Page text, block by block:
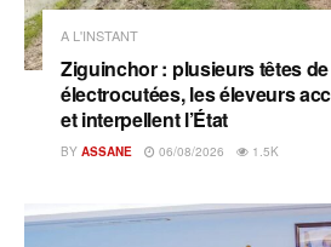
A L'INSTANT
Ziguinchor : plusieurs têtes
électrocutées, les éleveurs
et interpellent l’État
BY ASSANE 06/08/2026 1.5K